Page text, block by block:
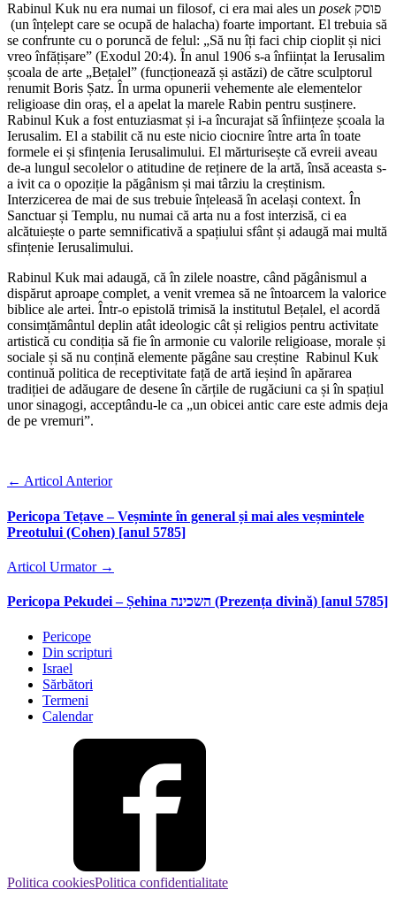
Rabinul Kuk nu era numai un filosof, ci era mai ales un posekפוסק
(un înțelept care se ocupă de halacha) foarte important. El trebuia să
se confrunte cu o poruncă de felul: „Să nu îți faci chip cioplit și nici
vreo înfățișare” (Exodul 20:4). În anul 1906 s-a înființat la Ierusalim
școala de arte „Bețalel” (funcționează și astăzi) de către sculptorul
renumit Boris Șatz. În urma opunerii vehemente ale elementelor
religioase din oraș, el a apelat la marele Rabin pentru susținere.
Rabinul Kuk a fost entuziasmat și i-a încurajat să înființeze școala la
Ierusalim. El a stabilit că nu este nicio ciocnire între arta în toate
formele ei și sfințenia Ierusalimului. El mărturisește că evreii aveau
de-a lungul secolelor o atitudine de reținere de la artă, însă aceasta s-
a ivit ca o opoziție la păgânism și mai târziu la creștinism.
Interzicerea de mai de sus trebuie înțeleasă în același context. În
Sanctuar și Templu, nu numai că arta nu a fost interzisă, ci ea
alcătuiește o parte semnificativă a spațiului sfânt și adaugă mai multă
sfințenie Ierusalimului.
Rabinul Kuk mai adaugă, că în zilele noastre, când păgânismul a
dispărut aproape complet, a venit vremea să ne întoarcem la valorice
biblice ale artei. Într-o epistolă trimisă la institutul Bețalel, el acordă
consimțământul deplin atât ideologic cât și religios pentru activitate
artistică cu condiția să fie în armonie cu valorile religioase, morale și
sociale și să nu conțină elemente păgâne sau creștine Rabinul Kuk
continuă politica de receptivitate față de artă ieșind în apărarea
tradiției de adăugare de desene în cărțile de rugăciuni ca și în spațiul
unor sinagogi, acceptându-le ca „un obicei antic care este admis deja
de pe vremuri”.
← Articol Anterior
Pericopa Tețave – Veșminte în general și mai ales veșmintele
Preotului (Cohen) [anul 5785]
Articol Urmator →
Pericopa Pekudei – Șehina השכינה (Prezența divină) [anul 5785]
Pericope
Din scripturi
Israel
Sărbători
Termeni
Calendar
Politica cookiesPolitica confidentialitate